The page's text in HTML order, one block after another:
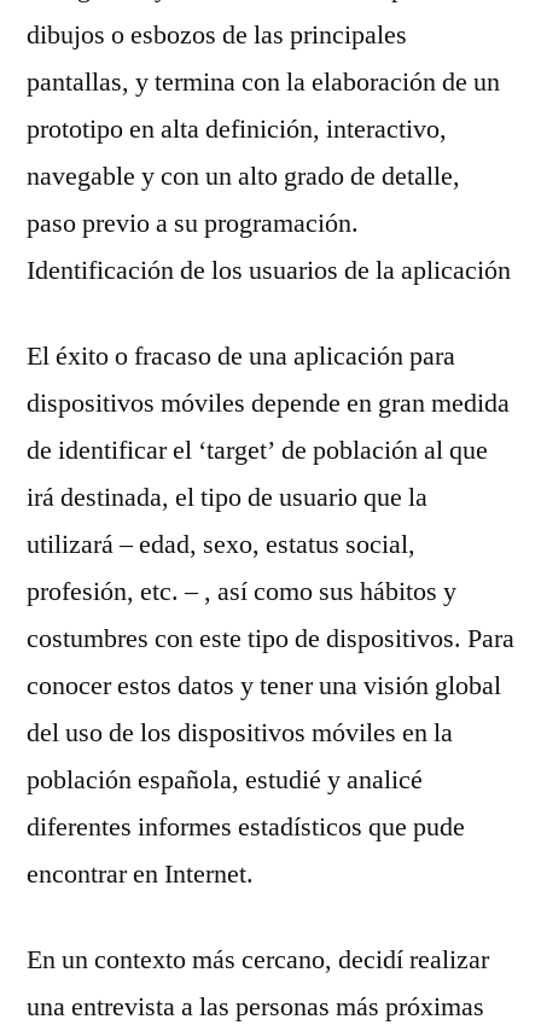
dibujos o esbozos de las principales
pantallas, y termina con la elaboración de un
prototipo en alta definición, interactivo,
navegable y con un alto grado de detalle,
paso previo a su programación.
Identificación de los usuarios de la aplicación
El éxito o fracaso de una aplicación para
dispositivos móviles depende en gran medida
de identificar el ‘target’ de población al que
irá destinada, el tipo de usuario que la
utilizará – edad, sexo, estatus social,
profesión, etc. – , así como sus hábitos y
costumbres con este tipo de dispositivos. Para
conocer estos datos y tener una visión global
del uso de los dispositivos móviles en la
población española, estudié y analicé
diferentes informes estadísticos que pude
encontrar en Internet.
En un contexto más cercano, decidí realizar
una entrevista a las personas más próximas